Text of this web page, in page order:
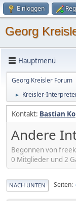
Einloggen
Georg
Hauptmenü
Georg Kreisler Forum
► Kreisler-
Kontakt: Bastian
Andere
Begonnen von
0 Mitglieder und 2
NACH UNTEN Seiten